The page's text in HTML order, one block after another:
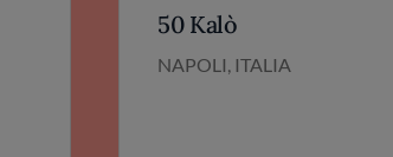
50 Kalò
NAPOLI, ITALIA